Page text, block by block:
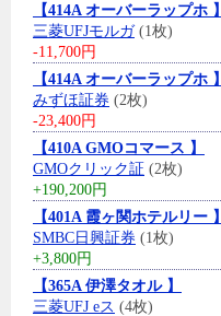
【414A オーバーラップホ 】
三菱UFJモルガ(1枚)
-11,700円
【414A オーバーラップホ 】
みずほ証券 (2枚)
-23,400円
【410A GMOコマース 】
GMOクリック証 (2枚)
+190,200円
【401A 霞ヶ関ホテルリー 】
SMBC日興証券 (1枚)
+3,800円
【365A 伊澤タオル 】
三菱UFJ eス (4枚)